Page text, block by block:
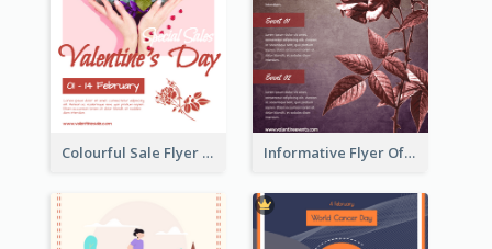
Colourful Sale Flyer Of Valentine Day With Photo Informative Flyer Of Valentine Activities In Dark Colour Tone